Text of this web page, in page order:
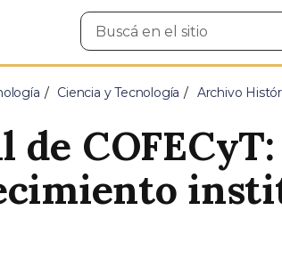
Buscar
en
Ciencia y Tecnología Archivo
de